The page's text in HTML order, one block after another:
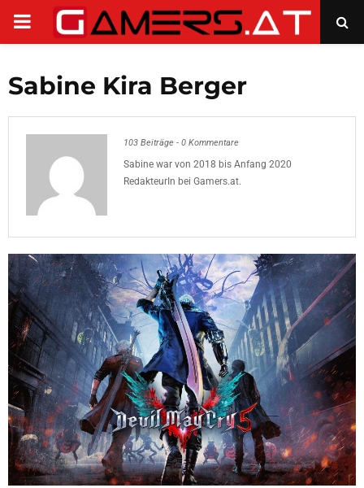
PRIMARY
Sabine Kira Berger
103 Beiträge - 0 Kommentare
Sabine war von 2018 bis Anfang 2020
RedakteurIn bei Gamers.at.